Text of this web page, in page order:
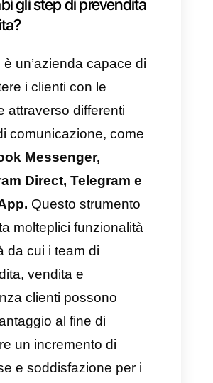
tra prevendita e
queste due
possono essere
perché molto simili, ma
per diversificarle
proprio dalle
e dagli obiettivi di